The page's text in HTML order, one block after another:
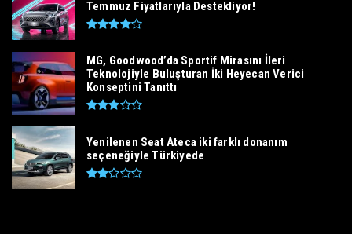
Temmuz Fiyatlarıyla Destekliyor!
MG, Goodwood’da Sportif Mirasını İleri
Teknolojiyle Buluşturan İki Heyecan Verici
Konseptini Tanıttı
Yenilenen Seat Ateca iki farklı donanım
seçeneğiyle Türkiyede